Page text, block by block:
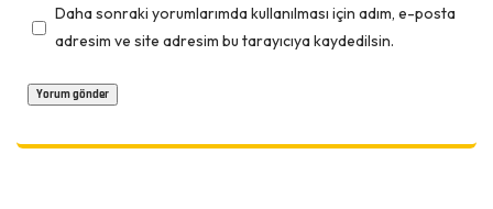
Daha sonraki yorumlarımda kullanılması için adım, e-posta
adresim ve site adresim bu tarayıcıya kaydedilsin.